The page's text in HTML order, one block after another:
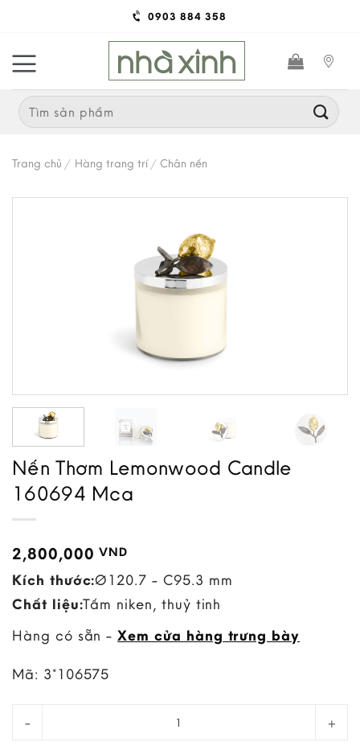
content
0903 884 358
Search
for:
Trang chủ / Hàng trang trí / Chân nến
Nến Thơm Lemonwood Candle
160694 Mca
2,800,000VND
Kích thước:Ø120.7 - C95.3 mm
Chất liệu:Tấm niken, thuỷ tinh
Hàng có sẵn -Xem cửa hàng trưng bày
Mã: 3*106575